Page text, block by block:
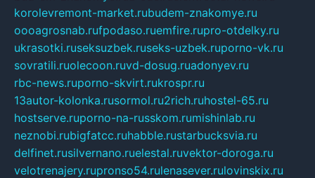
korolevremont-market.rubudem-znakomye.ru
oooagrosnab.rufpodaso.ruemfire.rupro-otdelky.ru
ukrasotki.ruseksuzbek.ruseks-uzbek.ruporno-vk.ru
sovratili.ruolecoon.ruvd-dosug.ruadonyev.ru
rbc-news.ruporno-skvirt.rukrospr.ru
13autor-kolonka.rusormol.ru2rich.ruhostel-65.ru
hostserve.ruporno-na-russkom.rumishinlab.ru
neznobi.rubigfatcc.ruhabble.rustarbucksvia.ru
delfinet.rusilvernano.ruelestal.ruvektor-doroga.ru
velotrenajery.rupronso54.rulenasever.rulovinskix.ru